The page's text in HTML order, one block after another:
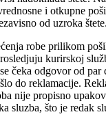
i otkupne
od uzroka štete.
robe prilikom
kurirskoj
čeka odgovor od par
do reklamacije.
nije propisno
sluzba, što je redak